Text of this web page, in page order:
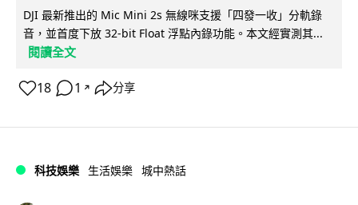
DJI 最新推出的 Mic Mini 2s 無線咪支援「四發一收」分軌錄
音，並首度下放 32-bit Float 浮點內錄功能。本文經實測其...
閱讀全文
18 1 ↗ 分享
科技娛樂 生活娛樂 城中熱話